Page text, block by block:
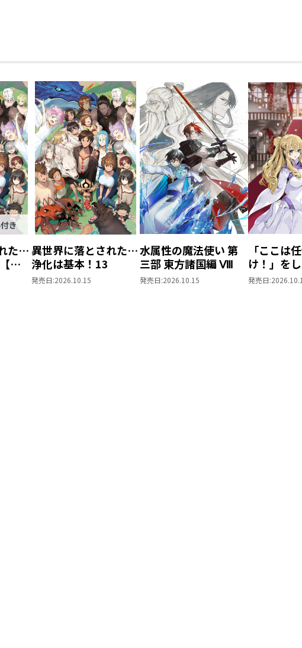
た…
ピ
】
異世界に落とされた…
浄化は基本！13
発売日:2026.10.15
水属性の魔法使い 第
三部 東方諸国編 Ⅷ
発売日:2026.10.15
「ここは
け！」を
がりの望ま
発売日: